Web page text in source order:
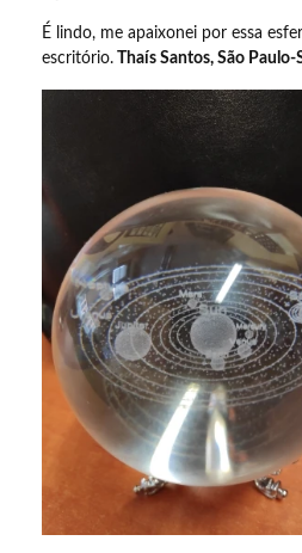
É lindo, me apaixonei por essa
escritório. Thaís Santos, São Paulo-